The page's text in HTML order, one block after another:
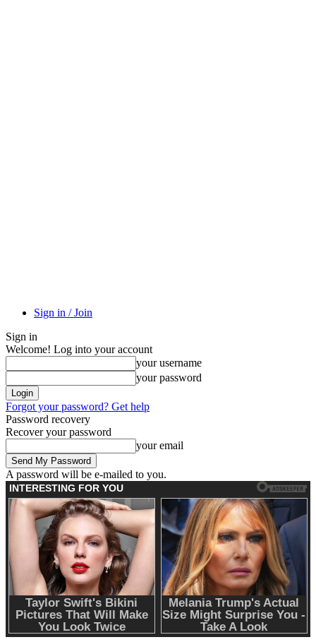
Sign in / Join
Sign in
Welcome! Log into your account
your username
your password
Forgot your password? Get help
Password recovery
Recover your password
your email
A password will be e-mailed to you.